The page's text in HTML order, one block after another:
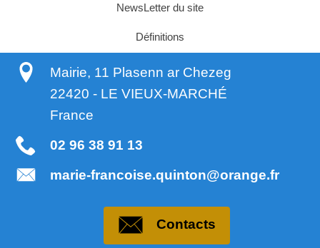
NewsLetter du site
Définitions
Mairie, 11 Plasenn ar Chezeg
22420 - LE VIEUX-MARCHÉ
France
02 96 38 91 13
marie-francoise.quinton@orange.fr
Contacts